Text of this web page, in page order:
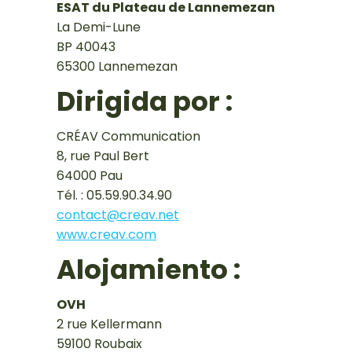
ESAT du Plateau de Lannemezan
La Demi-Lune
BP 40043
65300 Lannemezan
Dirigida por :
CRÉAV Communication
8, rue Paul Bert
64000 Pau
Tél. : 05.59.90.34.90
contact@creav.net
www.creav.com
Alojamiento :
OVH
2 rue Kellermann
59100 Roubaix